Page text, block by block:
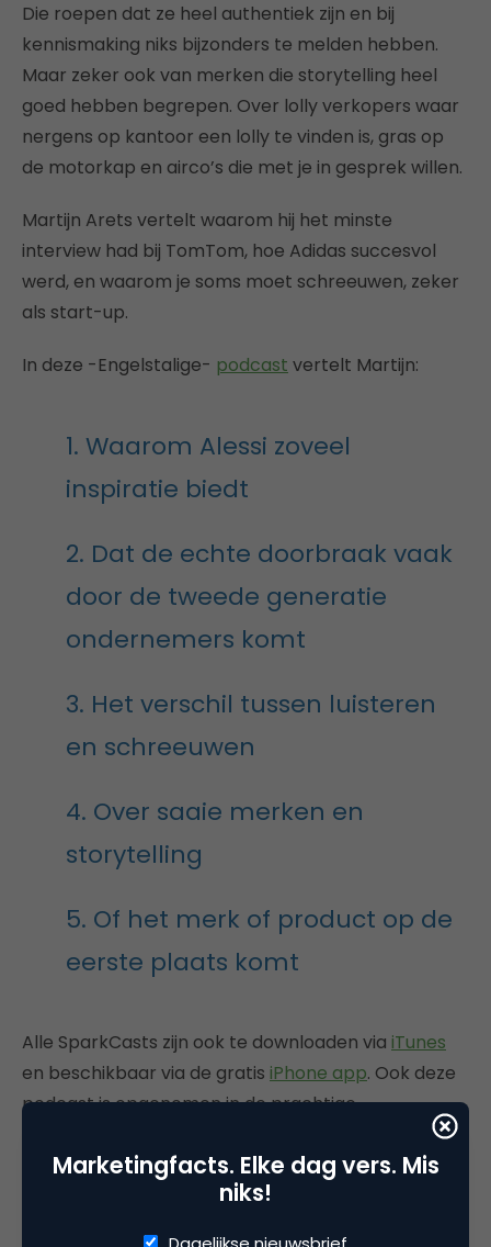
Die roepen dat ze heel authentiek zijn en bij
kennismaking niks bijzonders te melden hebben.
Maar zeker ook van merken die storytelling heel
goed hebben begrepen. Over lolly verkopers waar
nergens op kantoor een lolly te vinden is, gras op
de motorkap en airco’s die met je in gesprek willen.
Martijn Arets vertelt waarom hij het minste
interview had bij TomTom, hoe Adidas succesvol
werd, en waarom je soms moet schreeuwen, zeker
als start-up.
In deze -Engelstalige- podcast vertelt Martijn:
1. Waarom Alessi zoveel
inspiratie biedt
2. Dat de echte doorbraak vaak
door de tweede generatie
ondernemers komt
3. Het verschil tussen luisteren
en schreeuwen
4. Over saaie merken en
storytelling
5. Of het merk of product op de
eerste plaats komt
Alle SparkCasts zijn ook te downloaden via iTunes
en beschikbaar via de gratis iPhone app. Ook deze
podcast is opgenomen in de prachtige
Bedankt!
Marketingfacts. Elke dag vers. Mis
niks!